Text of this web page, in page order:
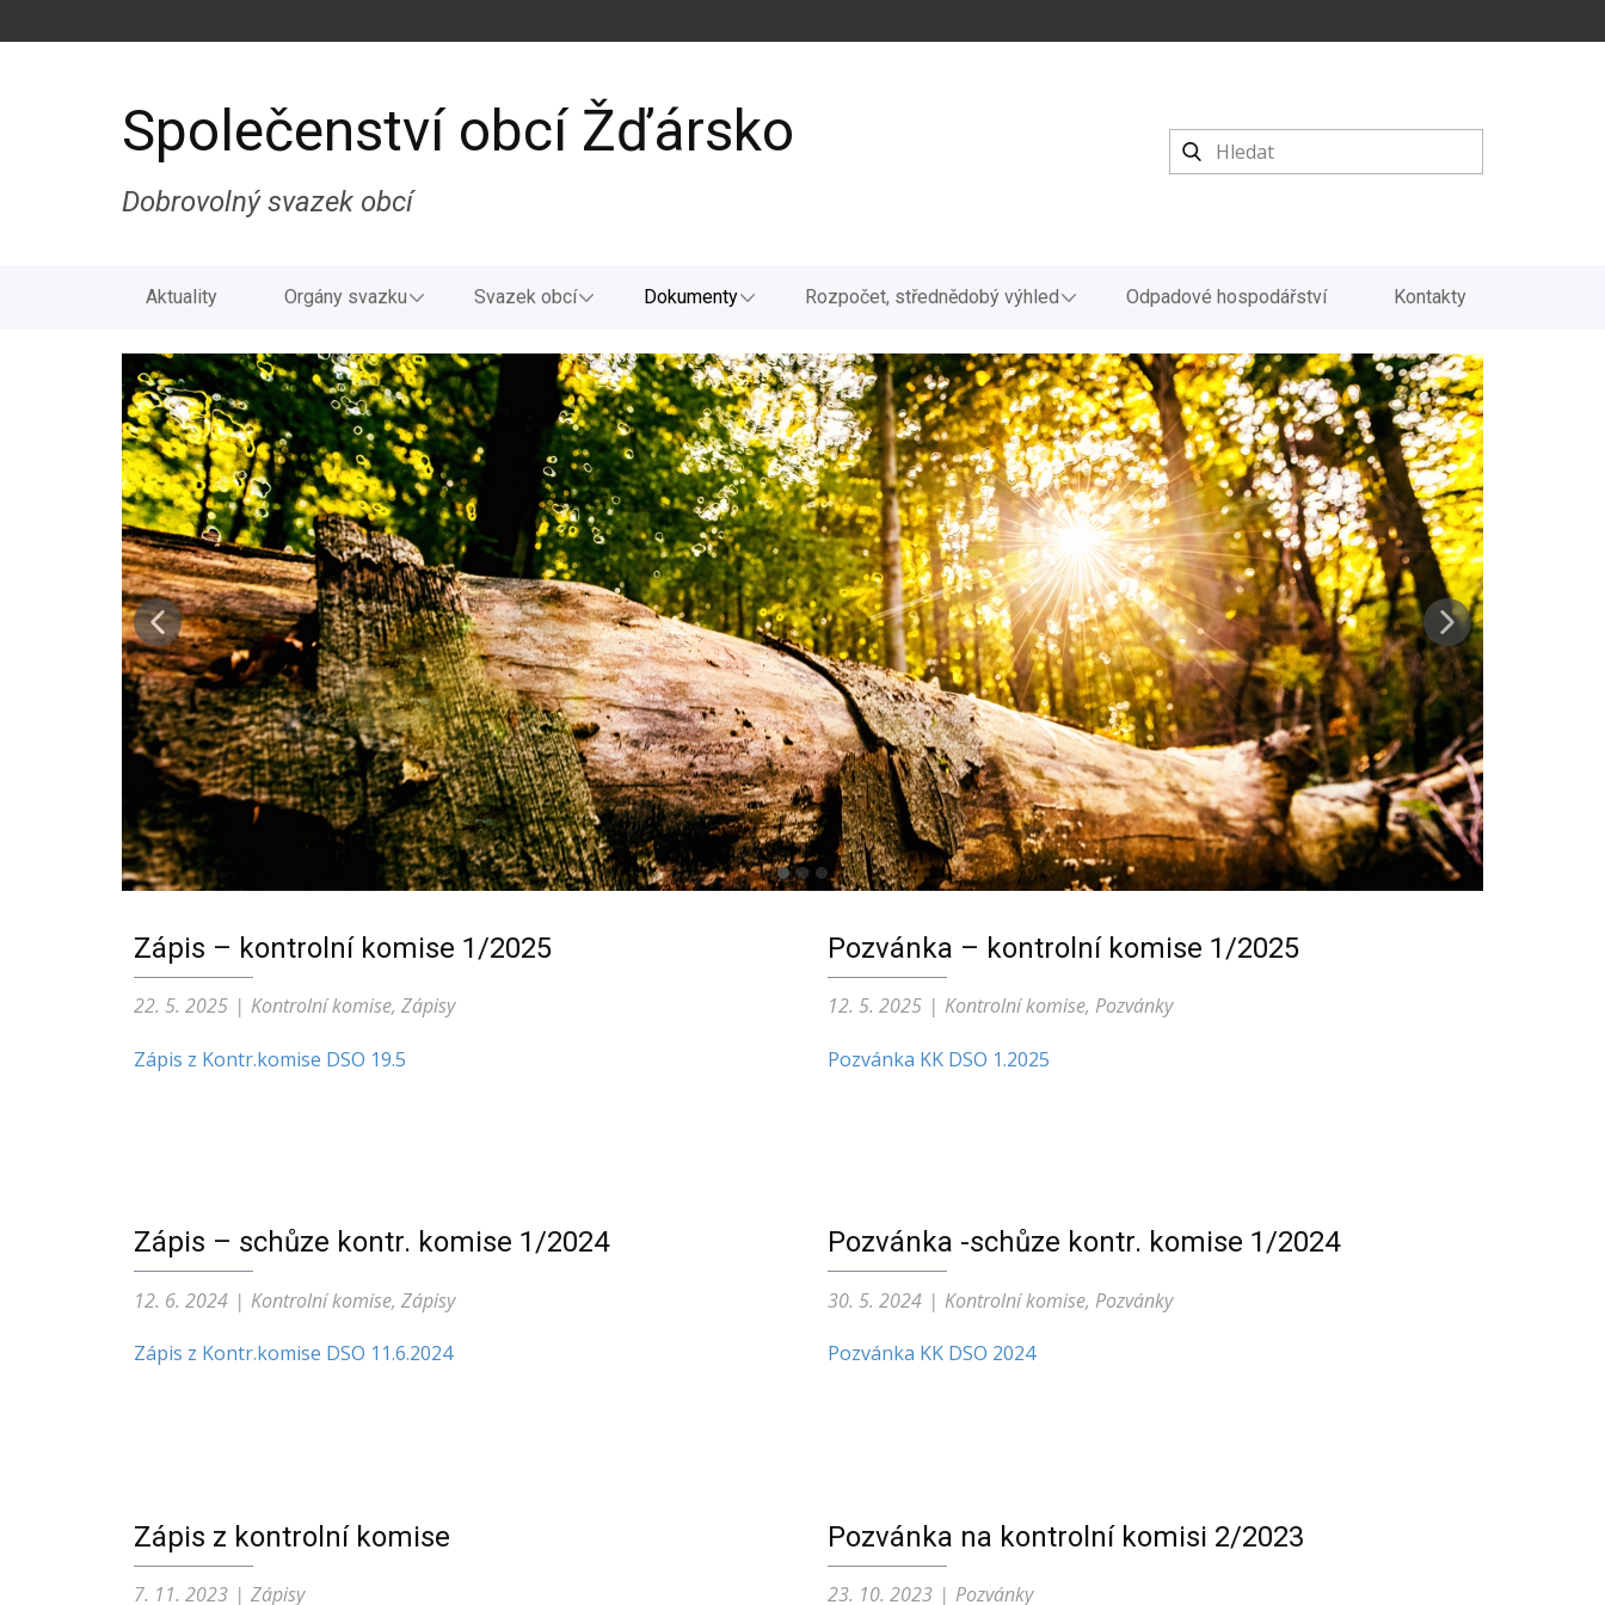
Společenství obcí Žďársko
Dobrovolný svazek obcí
Aktuality Orgány svazku Svazek obcí Dokumenty Rozpočet, střednědobý výhled Odpadové hospodářství Kontakty
Zápis – kontrolní komise 1/2025
22. 5. 2025 Kontrolní komise, Zápisy
Zápis z Kontr.komise DSO 19.5
Pozvánka – kontrolní komise 1/2025
12. 5. 2025 Kontrolní komise, Pozvánky
Pozvánka KK DSO 1.2025
Zápis – schůze kontr. komise 1/2024
12. 6. 2024 Kontrolní komise, Zápisy
Zápis z Kontr.komise DSO 11.6.2024
Pozvánka -schůze kontr. komise 1/2024
30. 5. 2024 Kontrolní komise, Pozvánky
Pozvánka KK DSO 2024
Zápis z kontrolní komise
7. 11. 2023 Zápisy
Pozvánka na kontrolní komisi 2/2023
23. 10. 2023 Pozvánky